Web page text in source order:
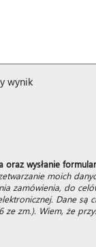
wynik
oraz wysłanie
moich
zamówienia, do
Dane są
ze zm.). Wiem, że